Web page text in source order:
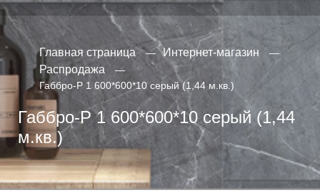
Главная страница
Интернет-магазин
Распродажа
Габбро-Р 1 600*600*10 серый (1,44 м.кв.)
Габбро-Р 1 600*600*10 серый (1,44
м.кв.)